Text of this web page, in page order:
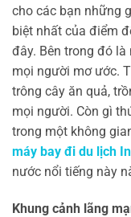
cho các bạn những
biệt nhất của điểm
đây. Bên trong đó
mọi người mơ ước.
trông cây ăn quả,
mọi người. Còn gì
trong một không
máy bay đi du lịch
nước nổi tiếng này
Khung cảnh lãng